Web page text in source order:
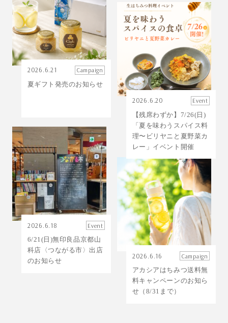
2026.6.21
Campaign
夏ギフト発売のお知らせ
2026.6.20
Event
【残席わずか】7/26(日)
「夏を味わうスパイス料
理〜ビリヤニと夏野菜カ
レー」イベント開催
2026.6.18
Event
6/21(日)無印良品京都山
科店〈つながる市〉出店
のお知らせ
2026.6.16
Campaign
アカシアはちみつ送料無
料キャンペーンのお知ら
せ（8/31まで）